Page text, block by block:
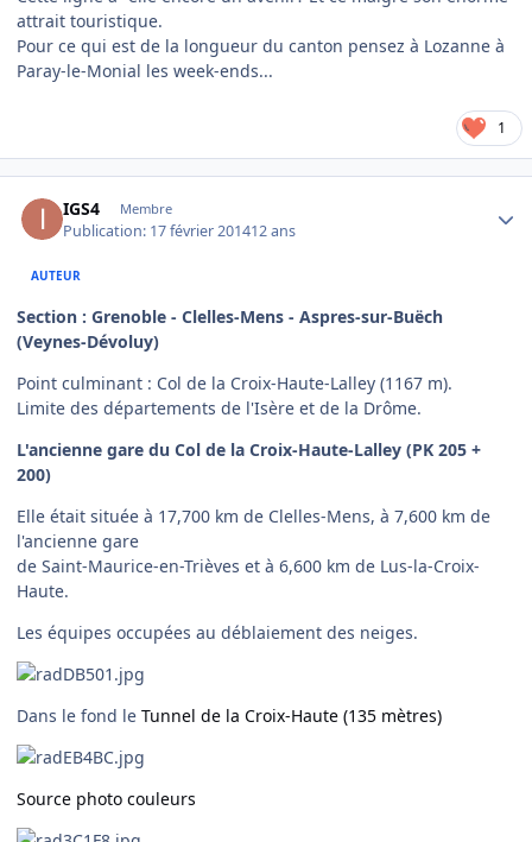
attrait touristique.
Pour ce qui est de la longueur du canton pensez à Lozanne à
Paray-le-Monial les week-ends...
1
IGS4 Membre
Publication: 17 février 201412 ans
AUTEUR
Section : Grenoble - Clelles-Mens - Aspres-sur-Buëch
(Veynes-Dévoluy)
Point culminant : Col de la Croix-Haute-Lalley (1167 m).
Limite des départements de l'Isère et de la Drôme.
L'ancienne gare du Col de la Croix-Haute-Lalley (PK 205 +
200)
Elle était située à 17,700 km de Clelles-Mens, à 7,600 km de
l'ancienne gare
de Saint-Maurice-en-Trièves et à 6,600 km de Lus-la-Croix-
Haute.
Les équipes occupées au déblaiement des neiges.
Dans le fond le Tunnel de la Croix-Haute (135 mètres)
Source photo couleurs